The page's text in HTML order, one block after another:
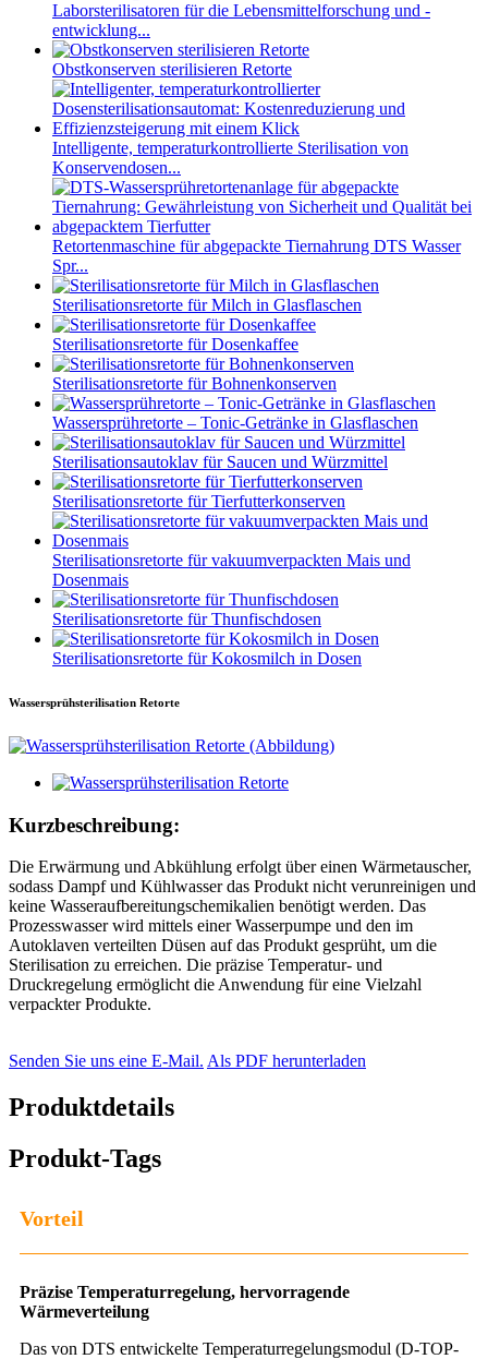
Laborsterilisatoren für die Lebensmittelforschung und -
entwicklung...
Obstkonserven sterilisieren Retorte
Intelligente, temperaturkontrollierte Sterilisation von
Konservendosen...
Retortenmaschine für abgepackte Tiernahrung DTS Wasser
Spr...
Sterilisationsretorte für Milch in Glasflaschen
Sterilisationsretorte für Dosenkaffee
Sterilisationsretorte für Bohnenkonserven
Wassersprühretorte – Tonic-Getränke in Glasflaschen
Sterilisationsautoklav für Saucen und Würzmittel
Sterilisationsretorte für Tierfutterkonserven
Sterilisationsretorte für vakuumverpackten Mais und
Dosenmais
Sterilisationsretorte für Thunfischdosen
Sterilisationsretorte für Kokosmilch in Dosen
Wassersprühsterilisation Retorte
Kurzbeschreibung:
Die Erwärmung und Abkühlung erfolgt über einen Wärmetauscher,
sodass Dampf und Kühlwasser das Produkt nicht verunreinigen und
keine Wasseraufbereitungschemikalien benötigt werden. Das
Prozesswasser wird mittels einer Wasserpumpe und den im
Autoklaven verteilten Düsen auf das Produkt gesprüht, um die
Sterilisation zu erreichen. Die präzise Temperatur- und
Druckregelung ermöglicht die Anwendung für eine Vielzahl
verpackter Produkte.
Senden Sie uns eine E-Mail. Als PDF herunterladen
Produktdetails
Produkt-Tags
Vorteil
Präzise Temperaturregelung, hervorragende
Wärmeverteilung
Das von DTS entwickelte Temperaturregelungsmodul (D-TOP-